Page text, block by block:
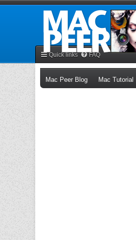
Quick links FAQ
Mac Peer Blog(Opens a new tab)
Mac Tutorial